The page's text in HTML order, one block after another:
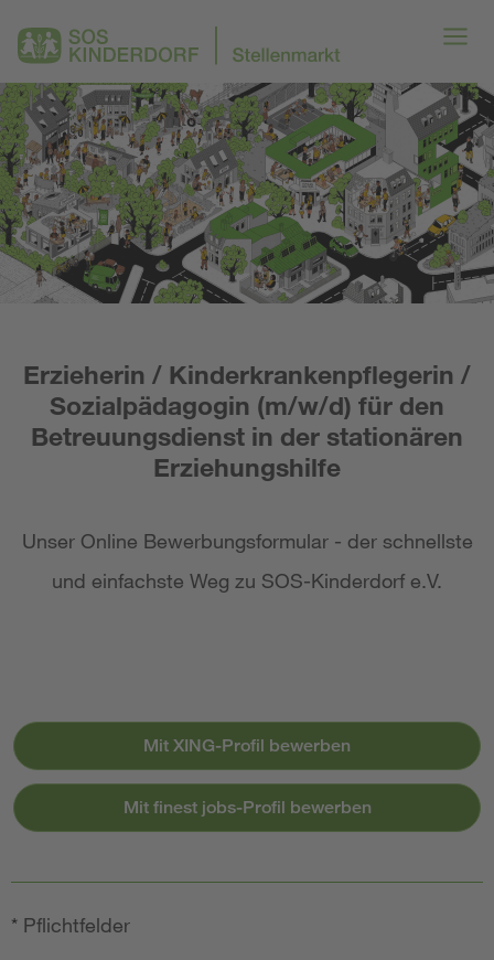
Erzieherin / Kinderkrankenpflegerin /
Sozialpädagogin (m/w/d) für den
Betreuungsdienst in der stationären
Erziehungshilfe
Unser Online Bewerbungsformular - der schnellste
und einfachste Weg zu SOS-Kinderdorf e.V.
Mit XING-Profil bewerben
Mit finest jobs-Profil bewerben
* Pflichtfelder